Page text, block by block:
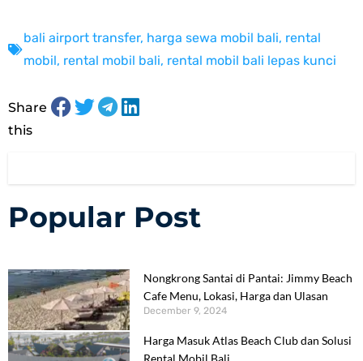
bali airport transfer, harga sewa mobil bali, rental
mobil, rental mobil bali, rental mobil bali lepas kunci
Share
this
Popular Post
Nongkrong Santai di Pantai: Jimmy Beach
Cafe Menu, Lokasi, Harga dan Ulasan
December 9, 2024
Harga Masuk Atlas Beach Club dan Solusi